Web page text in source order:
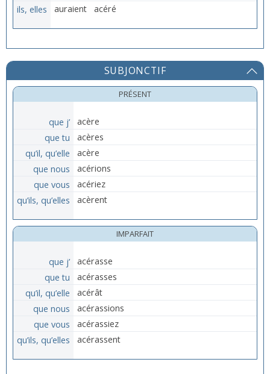
ils, elles
auraient acéré
SUBJONCTIF
PRÉSENT
que j’
acère
que tu
acères
qu’il, qu’elle
acère
que nous
acérions
que vous
acériez
qu’ils, qu’elles
acèrent
IMPARFAIT
que j’
acérasse
que tu
acérasses
qu’il, qu’elle
acérât
que nous
acérassions
que vous
acérassiez
qu’ils, qu’elles
acérassent